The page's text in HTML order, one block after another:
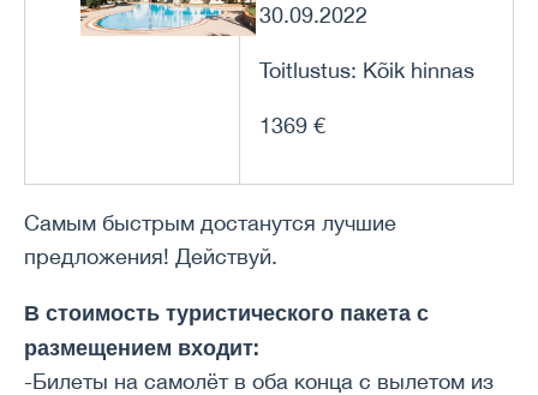
30.09.2022
Toitlustus: Kõik hinnas
1369 €
Самым быстрым достанутся лучшие
предложения! Действуй.
В стоимость туристического пакета с
размещением входит:
-Билеты на самолёт в оба конца с вылетом из